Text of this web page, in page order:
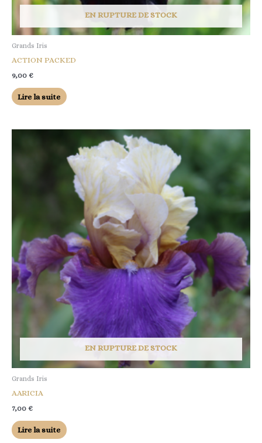
EN RUPTURE DE STOCK
Grands Iris
ACTION PACKED
9,00 €
Lire la suite
EN RUPTURE DE STOCK
Grands Iris
AARICIA
7,00 €
Lire la suite